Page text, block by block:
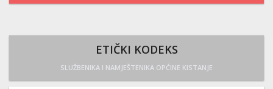
ETIČKI KODEKS
SLUŽBENIKA I NAMJEŠTENIKA OPĆINE KISTANJE